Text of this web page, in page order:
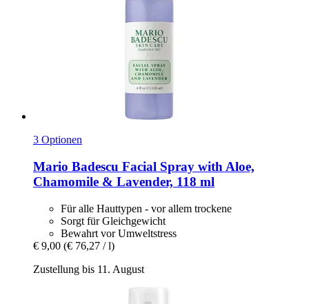
3 Optionen
Mario Badescu Facial Spray with Aloe,
Chamomile & Lavender, 118 ml
Für alle Hauttypen - vor allem trockene
Sorgt für Gleichgewicht
Bewahrt vor Umweltstress
€ 9,00 (€ 76,27 / l)
Zustellung bis 11. August